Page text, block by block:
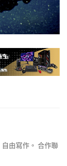
由寫作。 合作聯